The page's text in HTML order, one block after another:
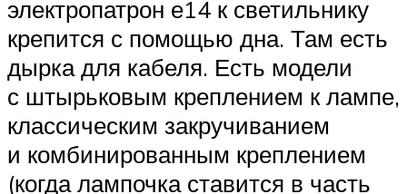
электропатрон е14 к светильнику
крепится с помощью дна. Там есть
дырка для кабеля. Есть модели
с штырьковым креплением к лампе,
классическим закручиванием
и комбинированным креплением
(когда лампочка ставится в часть